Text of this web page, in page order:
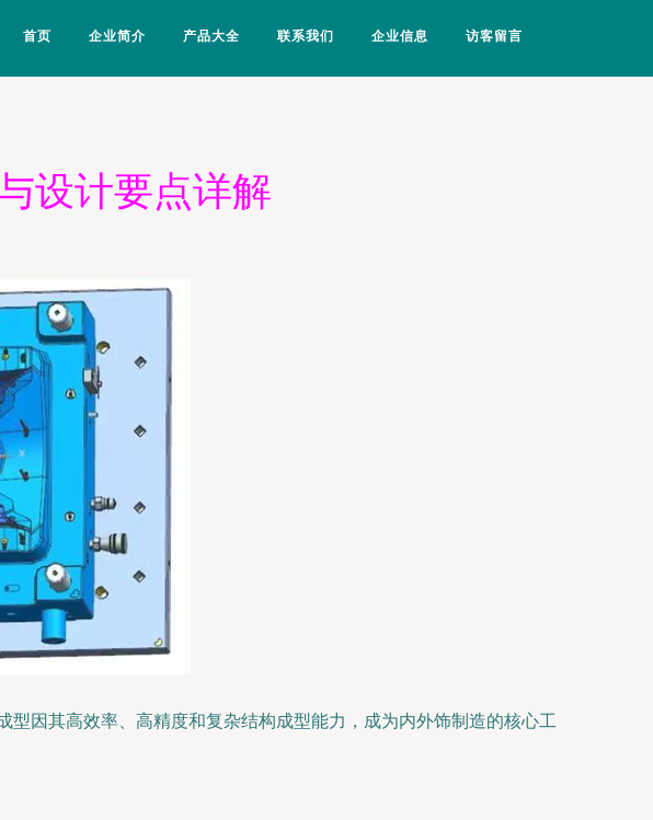
首页 企业简介 产品大全 联系我们 企业信息 访客留言
设计要点详解
因其高效率、高精度和复杂结构成型能力，成为内外饰制造的核心工